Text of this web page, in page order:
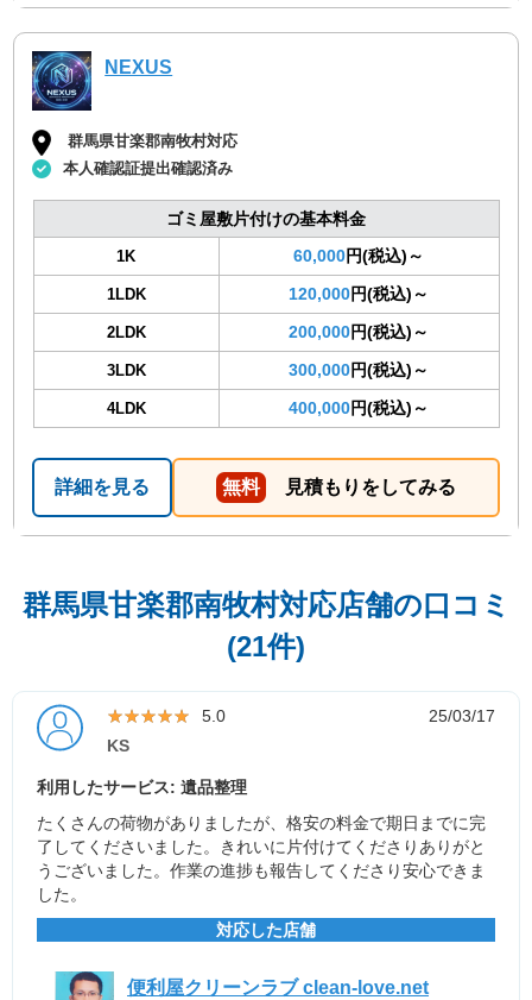
NEXUS
群馬県甘楽郡南牧村対応
本人確認証提出確認済み
ゴミ屋敷片付けの基本料金
1K 60,000円(税込)～
1LDK 120,000円(税込)～
2LDK 200,000円(税込)～
3LDK 300,000円(税込)～
4LDK 400,000円(税込)～
詳細を見る 無料 見積もりをしてみる
群馬県甘楽郡南牧村対応店舗の口コミ
(21件)
★★★★★
★★★★★ 5.0
25/03/17
KS
利用したサービス: 遺品整理
たくさんの荷物がありましたが、格安の料金で期日までに完
了してくださいました。きれいに片付けてくださりありがと
うございました。作業の進捗も報告してくださり安心できま
した。
対応した店舗
便利屋クリーンラブ clean-love.net